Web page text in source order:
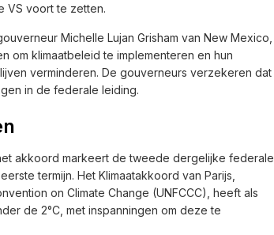
VS voort te zetten.
Michelle Lujan Grisham van New Mexico,
klimaatbeleid te implementeren en hun
verminderen. De gouverneurs verzekeren dat
in de federale leiding.
akkoord markeert de tweede dergelijke federale
termijn. Het Klimaatakkoord van Parijs,
on Climate Change (UNFCCC), heeft als
de 2°C, met inspanningen om deze te